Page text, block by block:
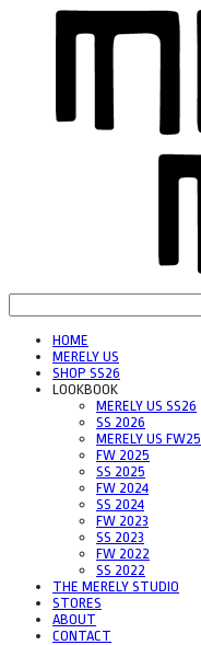
HOME
MERELY US
SHOP SS26
LOOKBOOK
MERELY US SS26
SS 2026
MERELY US FW25
FW 2025
SS 2025
FW 2024
SS 2024
FW 2023
SS 2023
FW 2022
SS 2022
THE MERELY STUDIO
STORES
ABOUT
CONTACT